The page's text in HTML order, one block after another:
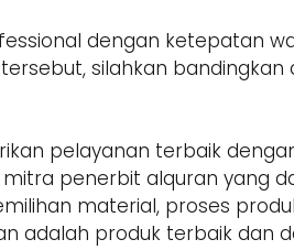
dengan ketepatan
silahkan
pelayanan terbaik
penerbit alquran yang
material, proses
adalah produk terbaik dan